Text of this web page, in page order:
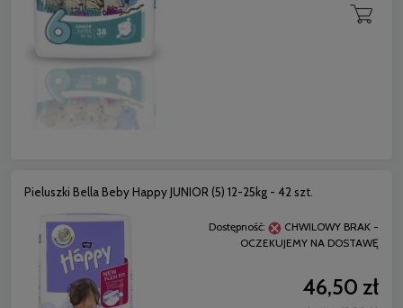
Pieluszki Bella Beby Happy JUNIOR (5) 12-25kg - 42 szt.
Dostępność:
CHWILOWY BRAK -
OCZEKUJEMY NA DOSTAWĘ
46,50 zł